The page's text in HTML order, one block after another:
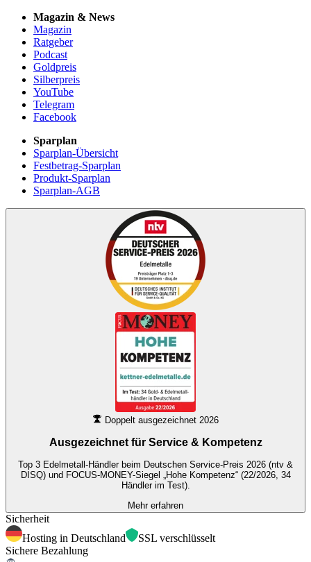
Magazin & News
Magazin
Ratgeber
Podcast
Goldpreis
Silberpreis
YouTube
Telegram
Facebook
Sparplan
Sparplan-Übersicht
Festbetrag-Sparplan
Produkt-Sparplan
Sparplan-AGB
Doppelt ausgezeichnet 2026
Ausgezeichnet für Service & Kompetenz
Top 3 Edelmetall-Händler beim Deutschen Service-Preis 2026 (ntv &
DISQ) und FOCUS-MONEY-Siegel „Hohe Kompetenz“ (22/2026, 34
Händler im Test).
Mehr erfahren
Sicherheit
Hosting in Deutschland
SSL verschlüsselt
Sichere Bezahlung